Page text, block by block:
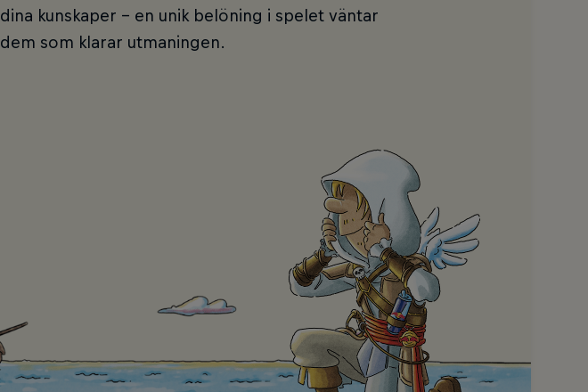
dina kunskaper – en unik belöning i spelet väntar
dem som klarar utmaningen.